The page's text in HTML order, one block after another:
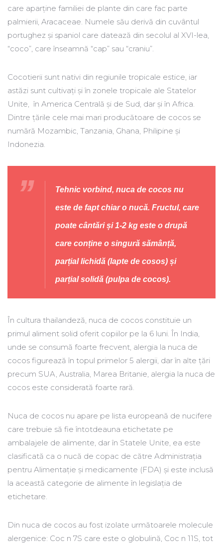
care aparține familiei de plante din care fac parte
palmierii, Aracaceae. Numele său derivă din cuvântul
portughez și spaniol care datează din secolul al XVI-lea,
“coco”, care înseamnă “cap” sau “craniu”.
Cocotierii sunt nativi din regiunile tropicale estice, iar
astăzi sunt cultivați și în zonele tropicale ale Statelor
Unite, în America Centrală și de Sud, dar și în Africa.
Dintre țările cele mai mari producătoare de cocos se
numără Mozambic, Tanzania, Ghana, Philipine și
Indonezia.
Tehnic vorbind, nuca de cocos nu
este de fapt chiar o nucă. Fructul, care
poate cântări și 1-2 kg este o drupă
care conține o singură sămânță,
parțial lichidă (lapte de cosos) și
parțial solidă (pulpa de cocos).
În cultura thailandeză, nuca de cocos constituie un
primul aliment solid oferit copiilor pe la 6 luni. În India,
unde se consumă foarte frecvent, alergia la nuca de
cocos figurează în topul primelor 5 alergii, dar în alte țări
precum SUA, Australia, Marea Britanie, alergia la nuca de
cocos este considerată foarte rară.
Nuca de cocos nu apare pe lista europeană de nucifere
care trebuie să fie întotdeauna etichetate pe
ambalajele de alimente, dar în Statele Unite, ea este
clasificată ca o nucă de copac de către Administrația
pentru Alimentație și medicamente (FDA) și este inclusă
la această categorie de alimente în legislația de
etichetare.
Din nuca de cocos au fost izolate următoarele molecule
alergenice: Coc n 7S care este o globulină, Coc n 11S, tot